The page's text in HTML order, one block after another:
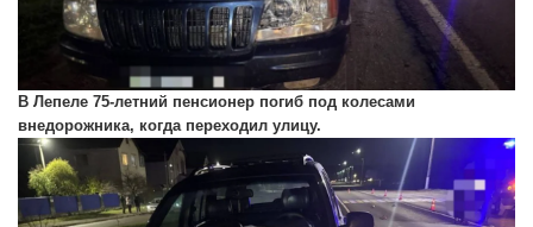
В Лепеле 75-летний пенсионер погиб под колесами
внедорожника, когда переходил улицу.